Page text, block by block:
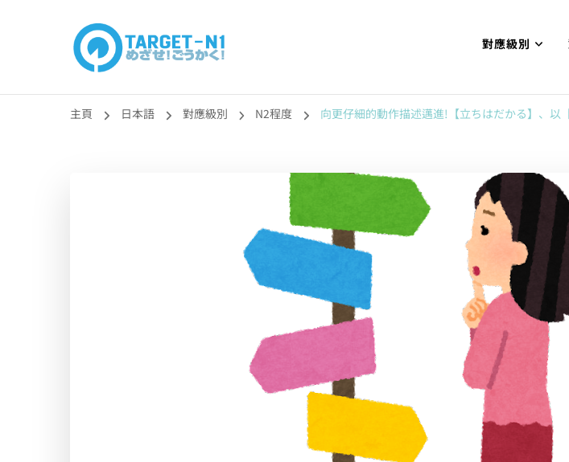
目標!!日本語能力試N1合格
對應級別
主頁 日本語 對應級別 N2程度 向更仔細的動作描述邁進!【立ちはだかる】、以